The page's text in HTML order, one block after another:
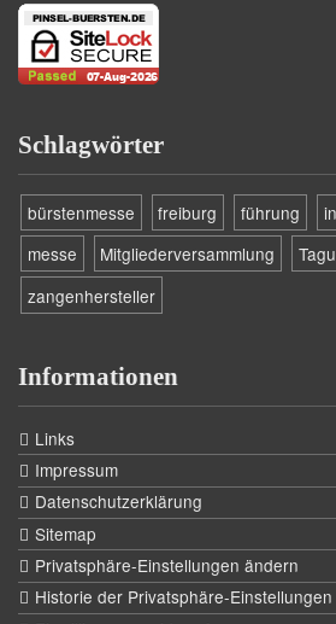
Schlagwörter
bürstenmesse freiburg führung
messe
Mitgliederversammlung
zangenhersteller
Informationen
Links
Impressum
Datenschutzerklärung
Sitemap
Privatsphäre-Einstellungen ändern
Historie der Privatsphäre-Einstellungen